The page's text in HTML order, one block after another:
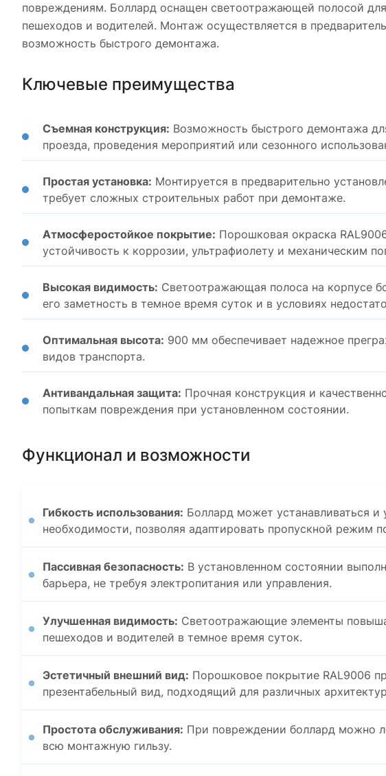
повреждениям. Боллард оснащен светоотражающей полосой
пешеходов и водителей. Монтаж осуществляется в
возможность быстрого демонтажа.
Ключевые преимущества
Съемная конструкция: Возможность быстрого демонтажа
проезда, проведения мероприятий или сезонного
Простая установка: Монтируется в предварительно
требует сложных строительных работ при демонтаже.
Атмосферостойкое покрытие: Порошковая окраска
устойчивость к коррозии, ультрафиолету и механическим
Высокая видимость: Светоотражающая полоса на корпусе
его заметность в темное время суток и в условиях
Оптимальная высота: 900 мм обеспечивает надежное
видов транспорта.
Антивандальная защита: Прочная конструкция и
попыткам повреждения при установленном состоянии.
Функционал и возможности
Гибкость использования: Боллард может устанавливаться и
необходимости, позволяя адаптировать пропускной режим
Пассивная безопасность: В установленном состоянии
барьера, не требуя электропитания или управления.
Улучшенная видимость: Светоотражающие элементы
пешеходов и водителей в темное время суток.
Эстетичный внешний вид: Порошковое покрытие RAL9006
презентабельный вид, подходящий для различных
Простота обслуживания: При повреждении боллард можно
всю монтажную гильзу.